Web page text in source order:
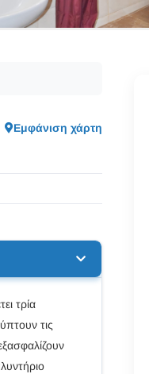
Εμφάνιση χάρτη
τρία
τις